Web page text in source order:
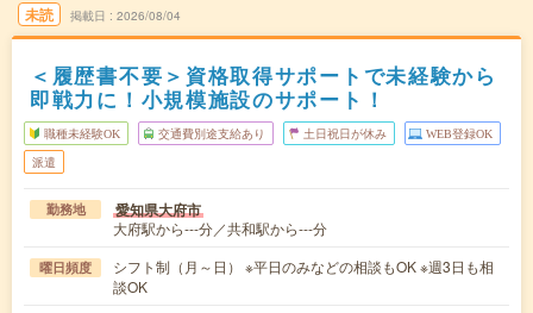
未読 掲載日 2026/08/04
＜履歴書不要＞資格取得サポートで未経験から
即戦力に！小規模施設のサポート！
職種未経験OK 交通費別途支給あり 土日祝日が休み WEB登録OK
派遣
勤務地 愛知県大府市
大府駅から---分／共和駅から---分
曜日頻度
シフト制（月～日） ※平日のみなどの相談もOK ※週3日も相
談OK